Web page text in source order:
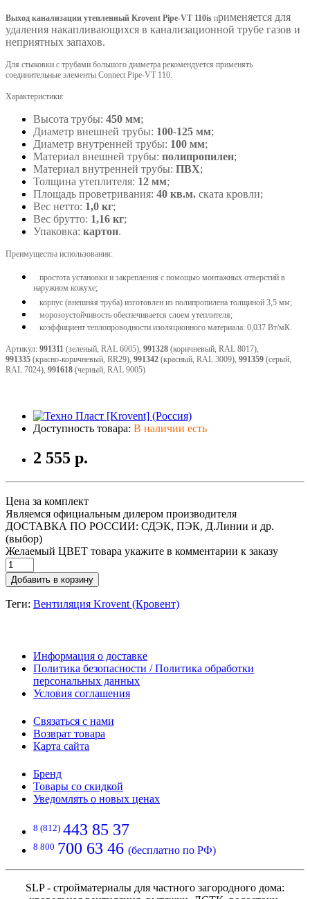
Выход канализации утепленный Krovent Pipe‐VT 110is применяется для
удаления накапливающихся в канализационной трубе газов и
неприятных запахов.
Для стыковки с трубами большого диаметра рекомендуется применять
соединительные элементы Connect Pipe-VT 110.
Характеристики:
Высота трубы: 450 мм;
Диаметр внешней трубы: 100-125 мм;
Диаметр внутренней трубы: 100 мм;
Материал внешней трубы: полипропилен;
Материал внутренней трубы: ПВХ;
Толщина утеплителя: 12 мм;
Площадь проветривания: 40 кв.м. ската кровли;
Вес нетто: 1,0 кг;
Вес брутто: 1,16 кг;
Упаковка: картон.
Преимущества использования:
простота установки и закрепления с помощью монтажных отверстий в
наружном кожухе;
корпус (внешняя труба) изготовлен из полипропилена толщиной 3,5 мм;
морозоустойчивость обеспечивается слоем утеплителя;
коэффициент теплопроводности изоляционного материала: 0,037 Вт/мК.
Артикул: 991311 (зеленый, RAL 6005), 991328 (коричневый, RAL 8017),
991335 (красно-коричневый, RR29), 991342 (красный, RAL 3009), 991359 (серый,
RAL 7024), 991618 (черный, RAL 9005)
Доступность товара: В наличии есть
2 555 р.
Цена за комплект
Являемся официальным дилером производителя
ДОСТАВКА ПО РОССИИ: СДЭК, ПЭК, Д.Линии и др.
(выбор)
Желаемый ЦВЕТ товара укажите в комментарии к заказу
Добавить в корзину
Теги: Вентиляция Krovent (Кровент)
Информация о доставке
Политика безопасности / Политика обработки
персональных данных
Условия соглашения
Связаться с нами
Возврат товара
Карта сайта
Бренд
Товары со скидкой
Уведомлять о новых ценах
8 (812) 443 85 37
8 800 700 63 46 (бесплатно по РФ)
SLP - стройматериалы для частного загородного дома: